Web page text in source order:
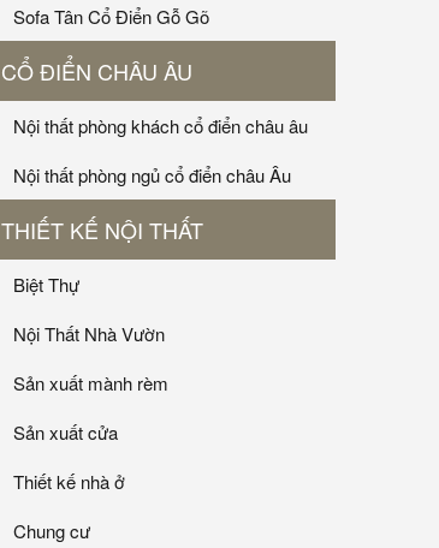
Sofa Tân Cổ Điển Gỗ Gõ
CỔ ĐIỂN CHÂU ÂU
Nội thất phòng khách cổ điển châu âu
Nội thất phòng ngủ cổ điển châu Âu
THIẾT KẾ NỘI THẤT
Biệt Thự
Nội Thất Nhà Vườn
Sản xuất mành rèm
Sản xuất cửa
Thiết kế nhà ở
Chung cư